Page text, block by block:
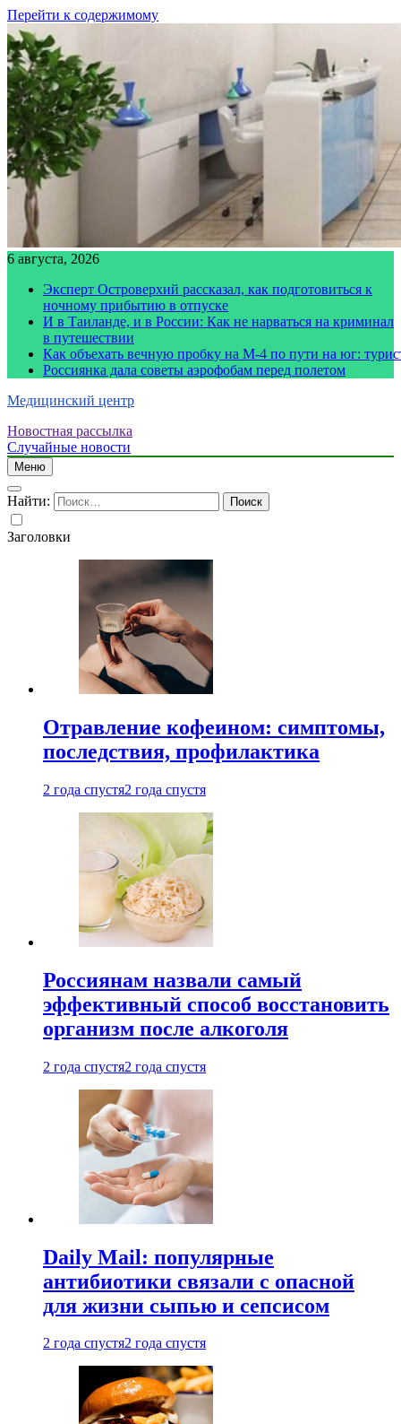
Перейти к содержимому
6 августа, 2026
Эксперт Островерхий рассказал, как подготовиться к
ночному прибытию в отпуске
И в Таиланде, и в России: Как не нарваться на криминал
в путешествии
Как объехать вечную пробку на М-4 по пути на юг:
Россиянка дала советы аэрофобам перед полетом
Медицинский центр
Новостная рассылка
Случайные новости
Меню
Найти:
Заголовки
Отравление кофеином: симптомы,
последствия, профилактика
2 года спустя2 года спустя
Россиянам назвали самый
эффективный способ восстановить
организм после алкоголя
2 года спустя2 года спустя
Daily Mail: популярные
антибиотики связали с опасной
для жизни сыпью и сепсисом
2 года спустя2 года спустя